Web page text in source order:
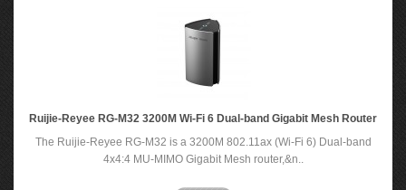
Ruijie-Reyee RG-M32 3200M Wi-Fi 6 Dual-band Gigabit Mesh Router
The Ruijie-Reyee RG-M32 is a 3200M 802.11ax (Wi-Fi 6) Dual-band
4x4:4 MU-MIMO Gigabit Mesh router,&n..